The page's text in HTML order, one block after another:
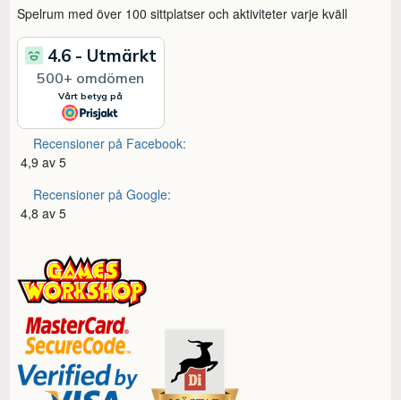
Spelrum med över 100 sittplatser och aktiviteter varje kväll
Recensioner på Facebook:
4,9 av 5
Recensioner på Google:
4,8 av 5